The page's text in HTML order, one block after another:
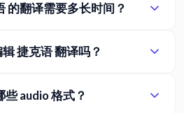
的翻译需要多长时间？
捷克语 翻译吗？
些 audio 格式？